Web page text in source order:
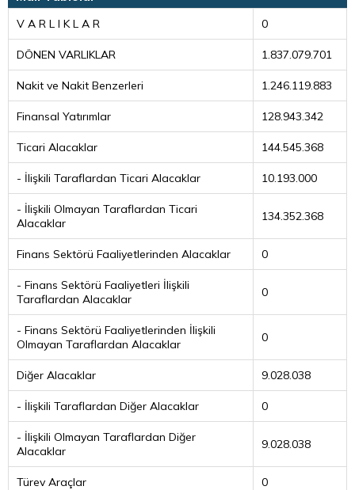
V A R L I K L A R 0
DÖNEN VARLIKLAR 1.837.079.701
Nakit ve Nakit Benzerleri 1.246.119.883
Finansal Yatırımlar 128.943.342
Ticari Alacaklar 144.545.368
- İlişkili Taraflardan Ticari Alacaklar 10.193.000
- İlişkili Olmayan Taraflardan Ticari
Alacaklar
134.352.368
Finans Sektörü Faaliyetlerinden Alacaklar 0
- Finans Sektörü Faaliyetleri İlişkili
Taraflardan Alacaklar
0
- Finans Sektörü Faaliyetlerinden İlişkili
Olmayan Taraflardan Alacaklar
0
Diğer Alacaklar 9.028.038
- İlişkili Taraflardan Diğer Alacaklar 0
- İlişkili Olmayan Taraflardan Diğer
Alacaklar
9.028.038
Türev Araçlar 0